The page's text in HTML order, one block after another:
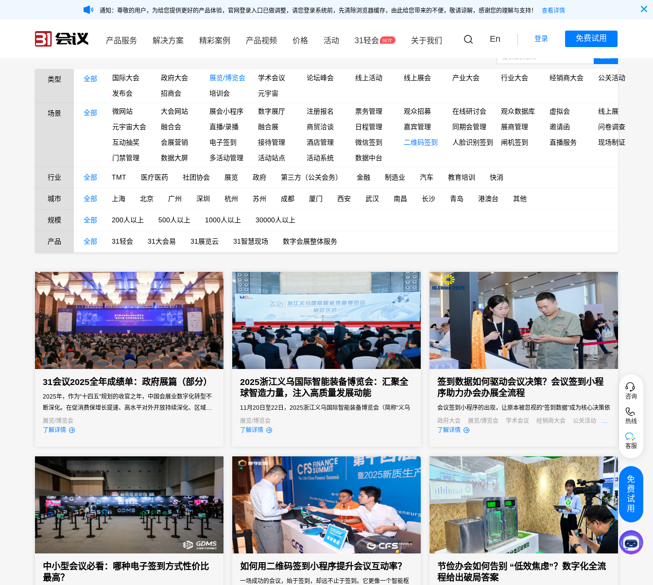
通知：尊敬的用户，为给您提供更好的产品体验，官网登录入口已做调整，请您登录系统前，先清除浏览器缓存，由此给您带来的不便，敬请谅解，感谢您的理解与支持！ 查看详情
产品服务 解决方案 精彩案例 产品视频 价格 活动 31轻会 关于我们 En 登录 免费试用
类型 全部 国际大会 政府大会 展览/博览会 学术会议 论坛峰会 线上活动 线上展会 产业大会 行业大会 经销商大会
公关活动
发布会
招商会 培训会 元宇宙
场景 全部 微网站 大会网站 展会小程序 数字展厅 注册报名 票务管理 观众招募 在线研讨会 观众数据库 虚拟会
线上展
元宇宙大会
融合会 直播/录播 融合展 商贸洽谈 日程管理 嘉宾管理 同期会管理 展商管理 邀请函
问卷调查
互动抽奖
会展营销 电子签到 接待管理 酒店管理 微信签到 二维码签到 人脸识别签到 闸机签到 直播服务
现场制证
门禁管理
数据大屏 多活动管理 活动站点 活动系统 数据中台
行业 全部 TMT 医疗医药 社团协会 展览 政府 第三方（公关会务） 金融 制造业 汽车 教育培训 快消
城市 全部 上海 北京 广州 深圳 杭州 苏州 成都 厦门 西安 武汉 南昌 长沙 青岛 港澳台 其他
规模 全部 200人以上 500人以上 1000人以上 30000人以上
产品 全部 31轻会 31大会易 31展览云 31智慧现场 数字会展整体服务
31会议2025全年成绩单：政府展篇（部分）
2025年，作为“十四五”规划的收官之年，中国会展业数字化转型不
断深化。在促消费保增长提速、高水平对外开放持续深化、区域协
同发展加速推进的大背景下，政府主导的展会和机制性博览会已成
为展示发展成就、促进产业对接、服务国家战略和扩大对外经贸合
展览/博览会
了解详情
2025浙江义乌国际智能装备博览会：汇聚全
球智造力量，注入高质量发展动能
11月20日至22日，2025浙江义乌国际智能装备博览会（简称“义乌
装博会”）在义乌国际博览中心盛大举办并圆满落幕。作为浙江省唯
一由省级单位主办的装备类综合性展会，本届盛会以开放创新姿态
窗口。
展览/博览会
了解详情
签到数据如何驱动会议决策？会议签到小程
序助力办会办展全流程
会议签到小程序的出现，让原本被忽视的“签到数据”成为核心决策依
据，从会前筹备到会后复盘，全方位提升办会效率与质量。
政府大会 展览/博览会 学术会议 经销商大会
公关活动
发布会
了解详情
中小型会议必看：哪种电子签到方式性价比
最高？
如何用二维码签到小程序提升会议互动率？
一场成功的会议，始于签到，却远不止于签到。它更像一个智能枢
节俭办会如何告别 “低效焦虑”？数字化全流
程给出破局答案
咨询
热线
客服
免
费
试
用